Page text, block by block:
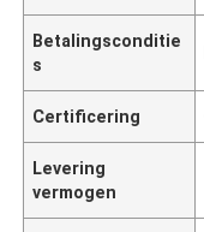
Betalingsconditie
s
Certificering
Levering
vermogen